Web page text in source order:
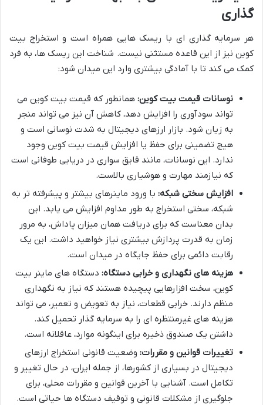
گذاری
هر سرمایه گذاری ای با ریسک هایی همراه است و استخراج بیت
کوین نیز از این قاعده مستثنی نیست. شناخت این ریسک ها، به فرد
کمک می کند تا با آمادگی بیشتری وارد این میدان شود:
نوسانات قیمت بیت کوین: همانطور که قیمت بیت کوین می
تواند سودآوری را افزایش دهد، کاهش آن نیز می تواند منجر
به زیان شود. بازار ارزهای دیجیتال به شدت نوسانی است و
هیچ تضمینی برای حفظ یا افزایش قیمت بیت کوین وجود
ندارد. این نوسانات، مانند قایق سواری در دریایی طوفانی است
که نیازمند مهارت و هوشیاری بالاست.
افزایش سختی شبکه: با ورود ماینرهای بیشتر و پیشرفته تر به
شبکه، سختی استخراج به طور مداوم افزایش می یابد. این
بدان معناست که برای دریافت همان میزان پاداش، به مرور
زمان به قدرت پردازش بیشتری نیاز خواهید داشت. این یک
رقابت دائمی برای حفظ جایگاه در میدان است.
هزینه های نگهداری و خرابی دستگاه: دستگاه های ماینر بیت
کوین، سخت افزارهایی پیچیده هستند که نیاز به نگهداری
منظم دارند. خرابی قطعات، نیاز به تعویض و تعمیر، می تواند
هزینه های غیرمنتظره ای را به سرمایه گذار تحمیل کند.
داشتن یک صندوق ذخیره برای اینگونه موارد، عاقلانه است.
تغییرات قوانین و مقررات: وضعیت قانونی استخراج ارزهای
دیجیتال در بسیاری از کشورها، از جمله ایران، در حال تغییر و
تکامل است. آشنایی با آخرین قوانین و مقررات محلی، برای
جلوگیری از مشکلات قانونی و توقیف دستگاه ها حیاتی است.